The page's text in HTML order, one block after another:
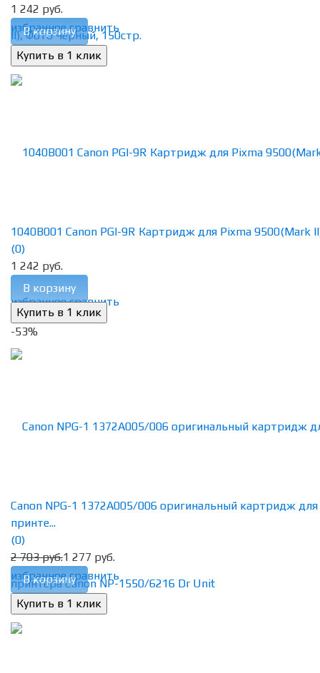
избранное сравнить
1 242 руб.
В корзину
избранное сравнить
1040B001 Canon PGI-9R Картридж для Pixma 9500(Mark
(0)
1 242 руб.
В корзину
-53%
избранное сравнить
Canon NPG-1 1372A005/006 оригинальный картридж для
принте...
(0)
2 703 руб.1 277 руб.
В корзину